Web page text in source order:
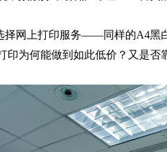
择网上打印服务——同样的A4黑
印为何能做到如此低价？又是否